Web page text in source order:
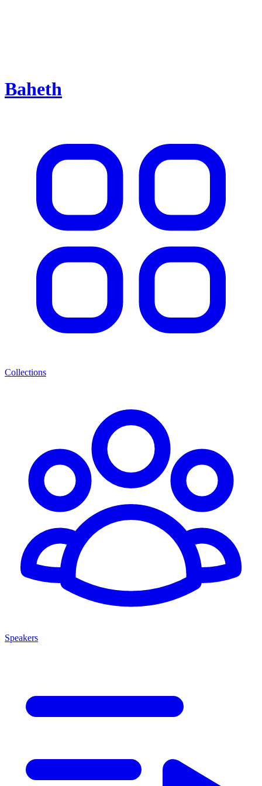
Baheth
Collections
Speakers